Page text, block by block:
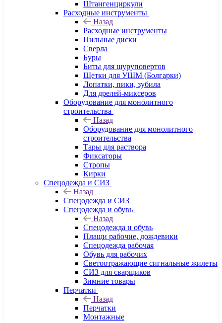
Штангенциркули
Расходные инструменты
Назад
Расходные инструменты
Пильные диски
Сверла
Буры
Биты для шуруповертов
Щетки для УШМ (Болгарки)
Лопатки, пики, зубила
Для дрелей-миксеров
Оборудование для монолитного
строительства
Назад
Оборудование для монолитного
строительства
Тары для раствора
Фиксаторы
Стропы
Кирки
Спецодежда и СИЗ
Назад
Спецодежда и СИЗ
Спецодежда и обувь
Назад
Спецодежда и обувь
Плащи рабочие, дождевики
Спецодежда рабочая
Обувь для рабочих
Светоотражающие сигнальные жилеты
СИЗ для сварщиков
Зимние товары
Перчатки
Назад
Перчатки
Монтажные